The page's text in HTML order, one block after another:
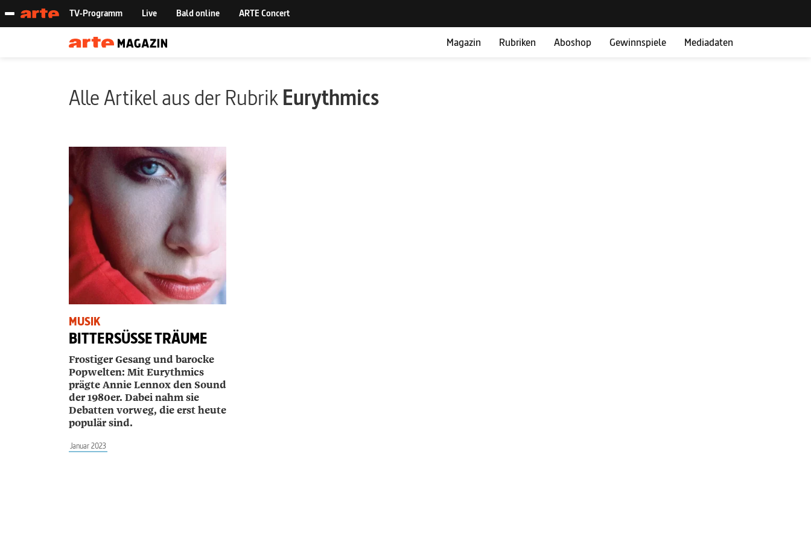
Magazin Rubriken Aboshop Gewinnspiele Mediadaten
Alle Artikel aus der RubrikEurythmics
MUSIK
BITTERSÜSSE TRÄUME
Frostiger Gesang und barocke
Popwelten: Mit Eurythmics
prägte Annie Lennox den Sound
der1980er. Dabei nahm sie
Debatten vorweg, die erst heute
populär sind.
Januar 2023